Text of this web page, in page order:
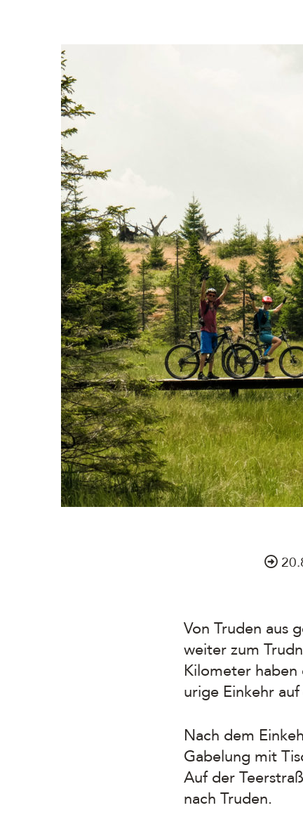
Von Truden aus
weiter zum
Kilometer haben
urige Einkehr
Nach dem
Gabelung mit
Auf der
nach Truden.